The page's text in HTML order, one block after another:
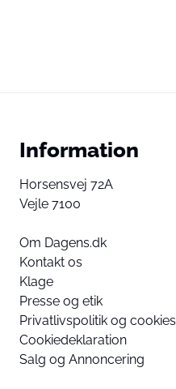
Information
Horsensvej 72A
Vejle 7100
Om Dagens.dk
Kontakt os
Klage
Presse og etik
Privatlivspolitik og cookies
Cookiedeklaration
Salg og Annoncering